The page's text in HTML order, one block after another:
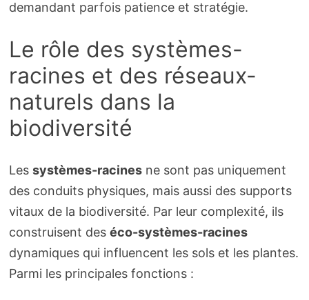
demandant parfois patience et stratégie.
Le rôle des systèmes-
racines et des réseaux-
naturels dans la
biodiversité
Les systèmes-racinesne sont pas uniquement
des conduits physiques, mais aussi des supports
vitaux de la biodiversité. Par leur complexité, ils
construisent des éco-systèmes-racines
dynamiques qui influencent les sols et les plantes.
Parmi les principales fonctions :